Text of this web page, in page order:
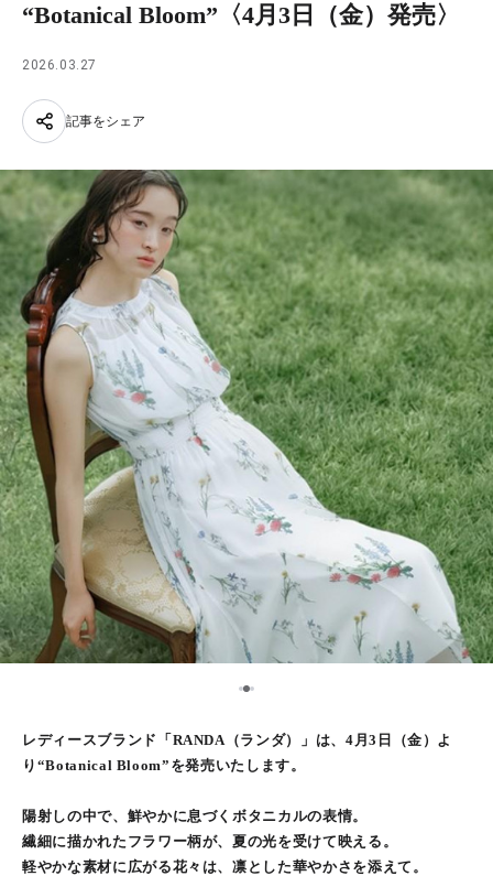
“Botanical Bloom”〈4月3日（金）発売〉
2026.03.27
記事をシェア
12
レディースブランド「RANDA（ランダ）」は、4月3日（金）よ
り“Botanical Bloom”を発売いたします。
陽射しの中で、鮮やかに息づくボタニカルの表情。
繊細に描かれたフラワー柄が、夏の光を受けて映える。
軽やかな素材に広がる花々は、凛とした華やかさを添えて。